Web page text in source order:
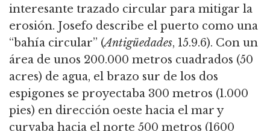
interesante trazado circular para mitigar la
erosión. Josefo describe el puerto como una
“bahía circular” (Antigüedades, 15.9.6). Con un
área de unos 200.000 metros cuadrados (50
acres) de agua, el brazo sur de los dos
espigones se proyectaba 300 metros (1.000
pies) en dirección oeste hacia el mar y
curvaba hacia el norte 500 metros (1600